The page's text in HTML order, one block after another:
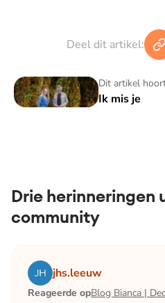
Deel dit artikel:
Dit artikel
Ik mis je
Ik mis je
Drie herinneringen
community
jhs.leeuw
Reageerde op
Lees het artikel Blog